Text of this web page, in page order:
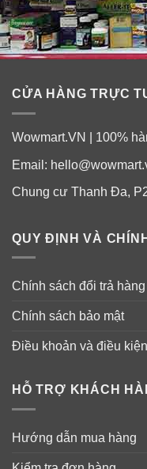
CỬA HÀNG TRỰC
Wowmart.VN | 100%
Email:
Chung cư Thanh Đa,
QUY ĐỊNH VÀ
Chính sách đổi trả hàng
Chính sách bảo mật
Điều khoản và điều kiện
HỖ TRỢ KHÁCH
Hướng dẫn mua hàng